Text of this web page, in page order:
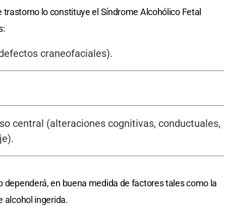
lo constituye el Síndrome Alcohólico Fetal
craneofaciales).
central (alteraciones cognitivas, conductuales,
en buena medida de factores tales como la
alcohol ingerida.